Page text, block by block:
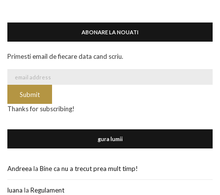
ABONARE LA NOUATI
Primesti email de fiecare data cand scriu.
Thanks for subscribing!
gura lumii
Andreea la Bine ca nu a trecut prea mult timp!
luana la Regulament